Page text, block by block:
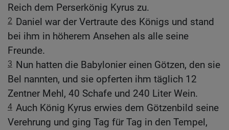
Reich dem Perserkönig Kyrus zu.
2 Daniel war der Vertraute des Königs und stand
bei ihm in höherem Ansehen als alle seine
Freunde.
3 Nun hatten die Babylonier einen Götzen, den sie
Bel nannten, und sie opferten ihm täglich 12
Zentner Mehl, 40 Schafe und 240 Liter Wein.
4 Auch König Kyrus erwies dem Götzenbild seine
Verehrung und ging Tag für Tag in den Tempel,